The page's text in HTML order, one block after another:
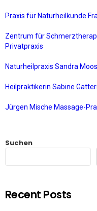
Praxis für Naturheilkunde
Zentrum für
Privatpraxis
Naturheilpraxis Sandra
Heilpraktikerin Sabine
Jürgen Mische Massage-
Suchen
Recent Posts